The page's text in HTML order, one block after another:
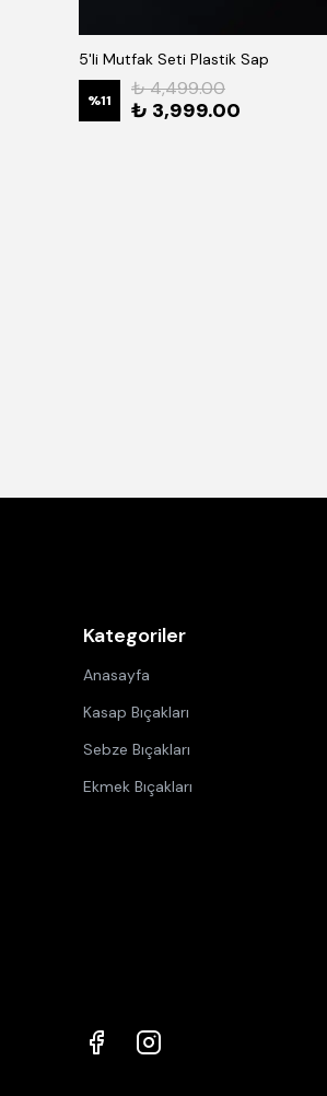
5'li Mutfak Seti Plastik Sap
%11
₺ 4,499.00
₺ 3,999.00
Kategoriler
Anasayfa
Kasap Bıçakları
Sebze Bıçakları
Ekmek Bıçakları